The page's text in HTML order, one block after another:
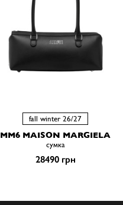
fall winter 26/27
MM6 MAISON MARGIELA
сумка
28490 грн